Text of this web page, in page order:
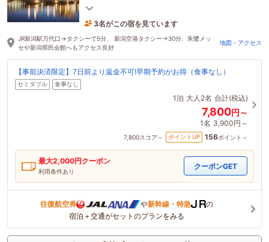
と「萬代橋」の袂でオークラならではのおもてなし
3名がこの宿を見ています
51分前に予約されました
JR新潟駅万代口→タクシーで5分、 新潟空港タクシー→30分、朱鷺メッ
セや新潟県民会館へもアクセス良好
地図・アクセス
【事前決済限定】7日前より返金不可!早期予約がお得（食事なし）
セミダブル 食事なし
1泊 大人2名 合計(税込)
7,800円～
1名 3,900円～
7,800スコア～ ポイントUP 156ポイント～
最大2,000円クーポン
利用条件あり
クーポンGET
往復航空券 や新幹線・特急
の
宿泊＋交通がセットのプランをみる